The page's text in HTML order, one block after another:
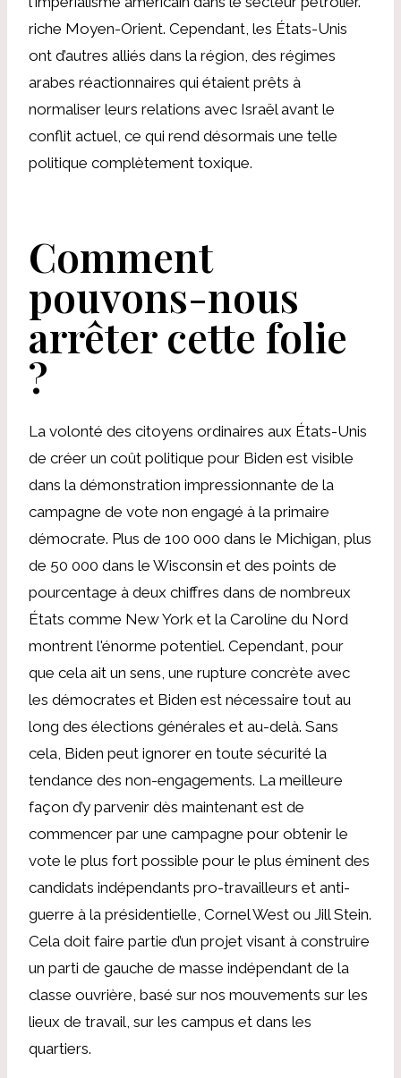
riche Moyen-Orient. Cependant, les États-Unis
ont d’autres alliés dans la région, des régimes
arabes réactionnaires qui étaient prêts à
normaliser leurs relations avec Israël avant le
conflit actuel, ce qui rend désormais une telle
politique complètement toxique.
Comment
pouvons-nous
arrêter cette folie
?
La volonté des citoyens ordinaires aux États-Unis
de créer un coût politique pour Biden est visible
dans la démonstration impressionnante de la
campagne de vote non engagé à la primaire
démocrate. Plus de 100 000 dans le Michigan, plus
de 50 000 dans le Wisconsin et des points de
pourcentage à deux chiffres dans de nombreux
États comme New York et la Caroline du Nord
montrent l'énorme potentiel. Cependant, pour
que cela ait un sens, une rupture concrète avec
les démocrates et Biden est nécessaire tout au
long des élections générales et au-delà. Sans
cela, Biden peut ignorer en toute sécurité la
tendance des non-engagements. La meilleure
façon d’y parvenir dès maintenant est de
commencer par une campagne pour obtenir le
vote le plus fort possible pour le plus éminent des
candidats indépendants pro-travailleurs et anti-
guerre à la présidentielle, Cornel West ou Jill Stein.
Cela doit faire partie d’un projet visant à construire
un parti de gauche de masse indépendant de la
classe ouvrière, basé sur nos mouvements sur les
lieux de travail, sur les campus et dans les
quartiers.